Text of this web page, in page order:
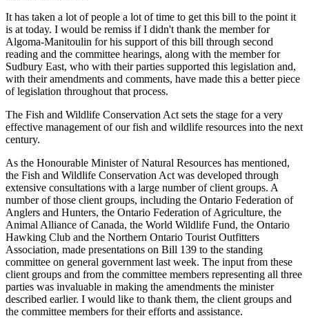
It has taken a lot of people a lot of time to get this bill to the point it
is at today. I would be remiss if I didn't thank the member for
Algoma-Manitoulin for his support of this bill through second
reading and the committee hearings, along with the member for
Sudbury East, who with their parties supported this legislation and,
with their amendments and comments, have made this a better piece
of legislation throughout that process.
The Fish and Wildlife Conservation Act sets the stage for a very
effective management of our fish and wildlife resources into the next
century.
As the Honourable Minister of Natural Resources has mentioned,
the Fish and Wildlife Conservation Act was developed through
extensive consultations with a large number of client groups. A
number of those client groups, including the Ontario Federation of
Anglers and Hunters, the Ontario Federation of Agriculture, the
Animal Alliance of Canada, the World Wildlife Fund, the Ontario
Hawking Club and the Northern Ontario Tourist Outfitters
Association, made presentations on Bill 139 to the standing
committee on general government last week. The input from these
client groups and from the committee members representing all three
parties was invaluable in making the amendments the minister
described earlier. I would like to thank them, the client groups and
the committee members for their efforts and assistance.